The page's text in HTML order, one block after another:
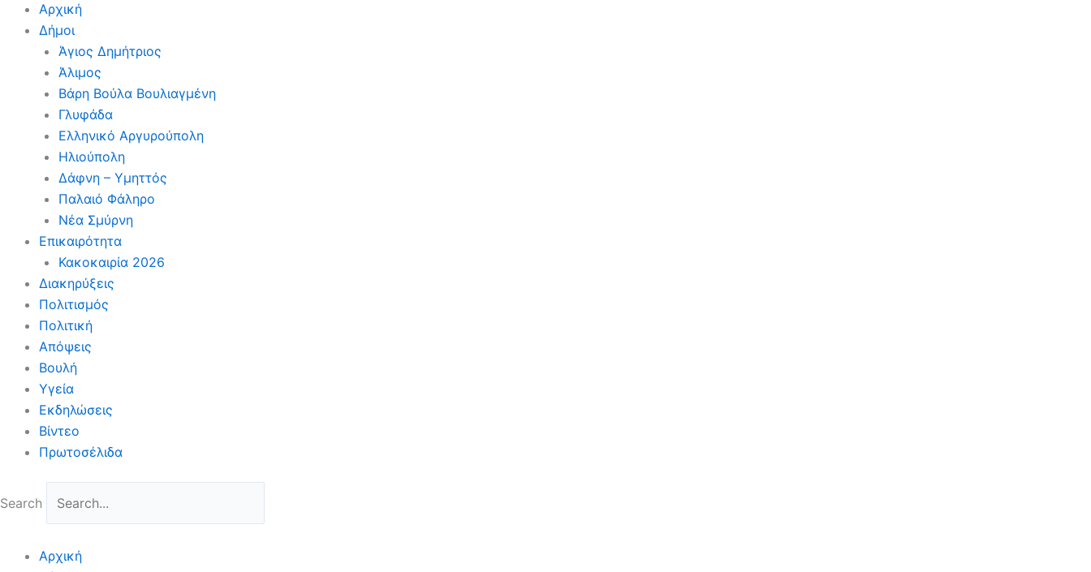
Αρχική
Δήμοι
Άγιος Δημήτριος
Άλιμος
Βάρη Βούλα Βουλιαγμένη
Γλυφάδα
Ελληνικό Αργυρούπολη
Ηλιούπολη
Δάφνη – Υμηττός
Παλαιό Φάληρο
Νέα Σμύρνη
Επικαιρότητα
Κακοκαιρία 2026
Διακηρύξεις
Πολιτισμός
Πολιτική
Απόψεις
Βουλή
Υγεία
Εκδηλώσεις
Βίντεο
Πρωτοσέλιδα
Search
Αρχική